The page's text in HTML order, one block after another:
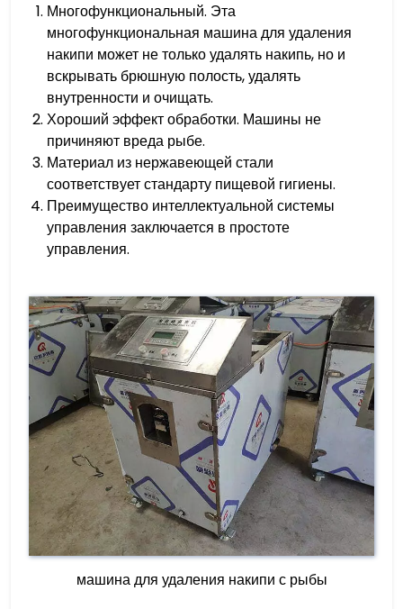
Многофункциональный. Эта
многофункциональная машина для удаления
накипи может не только удалять накипь, но и
вскрывать брюшную полость, удалять
внутренности и очищать.
Хороший эффект обработки. Машины не
причиняют вреда рыбе.
Материал из нержавеющей стали
соответствует стандарту пищевой гигиены.
Преимущество интеллектуальной системы
управления заключается в простоте
управления.
машина для удаления накипи с рыбы